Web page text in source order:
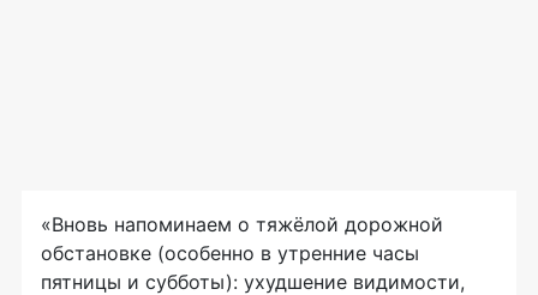
«Вновь напоминаем о тяжёлой дорожной
обстановке (особенно в утренние часы
пятницы и субботы): ухудшение видимости,